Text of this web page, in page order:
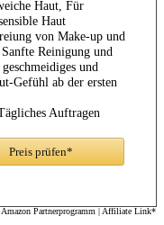
Haut, Für
Haut
von Make-up und
Reinigung und
und
Gefühl ab der ersten
Auftragen
und Hals
Preis prüfen*
Partnerprogramm | Affiliate Link*